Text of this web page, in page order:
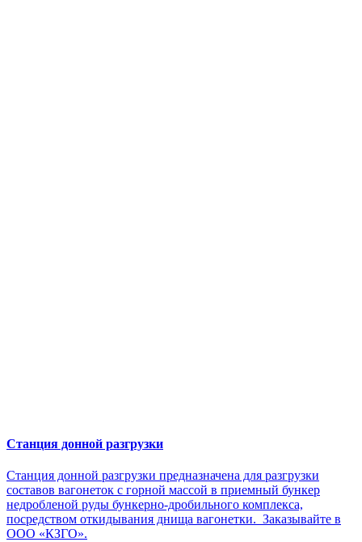
Станция донной разгрузки
Станция донной разгрузки предназначена для разгрузки
составов вагонеток с горной массой в приемный бункер
недробленой руды бункерно-дробильного комплекса,
посредством откидывания днища вагонетки. Заказывайте в
ООО «КЗГО».